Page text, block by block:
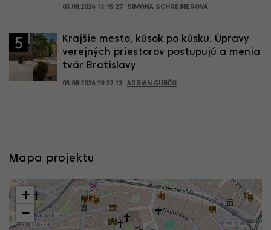
05.08.2026 13:15:27 SIMONA SCHREINEROVÁ
5
Krajšie mesto, kúsok po kúsku. Úpravy
verejných priestorov postupujú a menia
tvár Bratislavy
03.08.2026 19:22:13 ADRIAN GUBČO
Mapa projektu
+
−